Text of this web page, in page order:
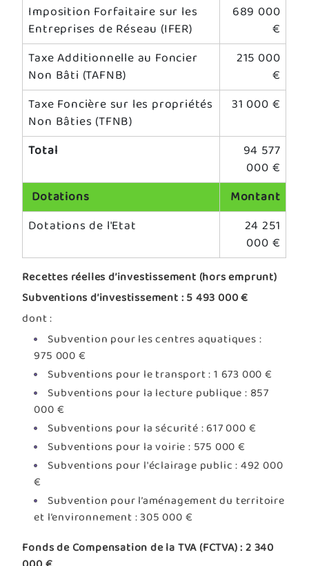
Imposition Forfaitaire sur les
Entreprises de Réseau (IFER)
689 000
€
Taxe Additionnelle au Foncier
Non Bâti (TAFNB)
215 000
€
Taxe Foncière sur les propriétés
Non Bâties (TFNB)
31 000 €
Total
94 577
000 €
Dotations
Montant
Dotations de l'Etat
24 251
000 €
Recettes réelles d’investissement (hors emprunt)
Subventions d’investissement : 5 493 000 €
dont :
Subvention pour les centres aquatiques :
975 000 €
Subventions pour le transport : 1 673 000 €
Subventions pour la lecture publique : 857
000 €
Subventions pour la sécurité : 617 000 €
Subventions pour la voirie : 575 000 €
Subventions pour l'éclairage public : 492 000
€
Subvention pour l’aménagement du territoire
et l’environnement : 305 000 €
Fonds de Compensation de la TVA (FCTVA) : 2 340